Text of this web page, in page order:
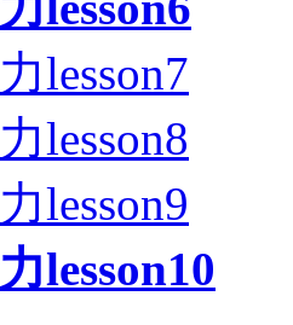
lesson7
lesson8
lesson9
lesson10